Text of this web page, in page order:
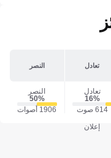
تعادل النصر
تعادل
16‎%‎
614 صوت
النصر
50‎%‎
1906 أصوات
إعلان